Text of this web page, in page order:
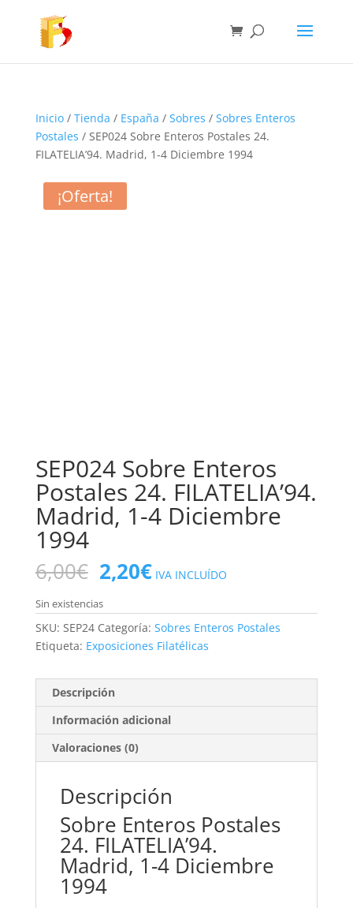
Inicio/ Tienda / España / Sobres / Sobres Enteros
Postales / SEP024 Sobre Enteros Postales 24.
FILATELIA’94. Madrid, 1-4 Diciembre 1994
¡Oferta!
SEP024 Sobre Enteros
Postales 24. FILATELIA’94.
Madrid, 1-4 Diciembre
1994
6,00€ El
precio
original
era:
6,00€.
2,20€El
precio
actual
es:
2,20€.
IVA INCLUÍDO
Sin existencias
SKU: SEP24 Categoría: Sobres Enteros Postales
Etiqueta: Exposiciones Filatélicas
Descripción
Información adicional
Valoraciones (0)
Descripción
Sobre Enteros Postales
24. FILATELIA’94.
Madrid, 1-4 Diciembre
1994